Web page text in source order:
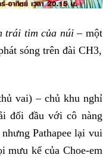
trái tim của núi– một
sóng trên đài CH3,
vai) – chủ khu nghỉ
đối đầu với cô nàng
Pathapee lại vui
mưu kế của Choe-em